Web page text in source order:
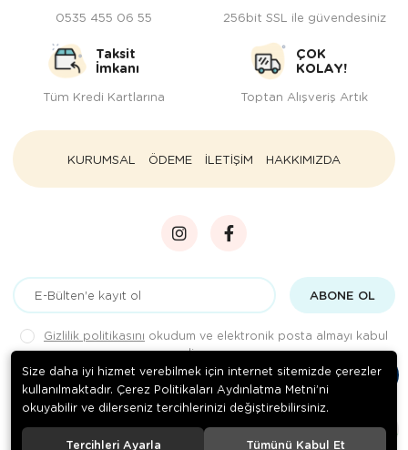
0535 455 06 55 256bit SSL ile güvendesiniz
Taksit
İmkanı
Tüm Kredi Kartlarına
ÇOK
KOLAY!
Toptan Alışveriş Artık
KURUMSAL ÖDEME İLETİŞİM HAKKIMIZDA
ABONE OL
Gizlilik politikasını okudum ve elektronik posta almayı kabul
ediyorum.
. Tüm hakları saklıdır.
Size daha iyi hizmet verebilmek için internet sitemizde çerezler
kullanılmaktadır. Çerez Politikaları Aydınlatma Metni’ni
okuyabilir ve dilerseniz tercihlerinizi değiştirebilirsiniz.
Tercihleri Ayarla Tümünü Kabul Et